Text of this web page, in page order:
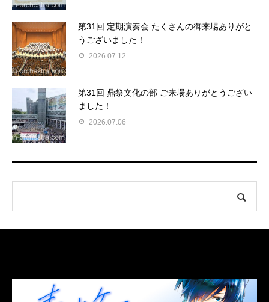
第31回 定期演奏会 たくさんの御来場ありがと
うございました！
2026.07.12
第31回 鼎祭文化の部 ご来場ありがとうござい
ました！
2026.07.06